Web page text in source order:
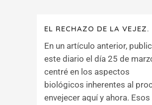
EL RECHAZO DE LA VEJEZ.
En un artículo anterior,
este diario el día 25 de
centré en los aspectos
biológicos inherentes al
envejecer aquí y ahora. Esos